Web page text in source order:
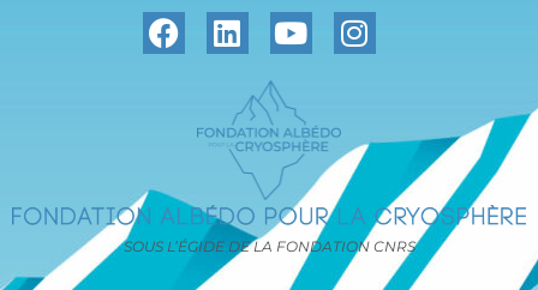
SOUS L’ÉGIDE DE LA FONDATION CNRS